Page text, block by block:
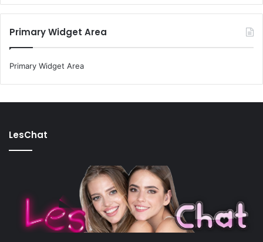
Primary Widget Area
Primary Widget Area
LesChat